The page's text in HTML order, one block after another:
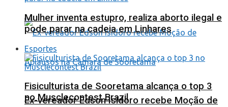
Ex-vereador Edson Isidoro recebe Moção de
Mulher inventa estupro, realiza aborto ilegal e
pode parar na cadeia em Linhares
Esportes
Fisiculturista de Sooretama alcança o top 3
no Musclecontest Brazil